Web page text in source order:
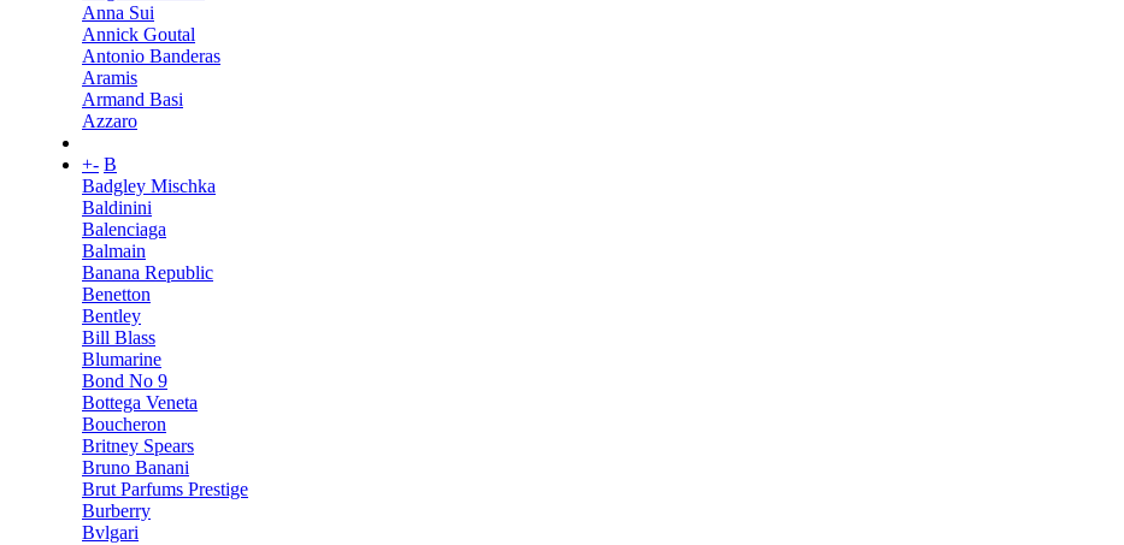
Anna Sui
Annick Goutal
Antonio Banderas
Aramis
Armand Basi
Azzaro
+- B
Badgley Mischka
Baldinini
Balenciaga
Balmain
Banana Republic
Benetton
Bentley
Bill Blass
Blumarine
Bond No 9
Bottega Veneta
Boucheron
Britney Spears
Bruno Banani
Brut Parfums Prestige
Burberry
Bvlgari